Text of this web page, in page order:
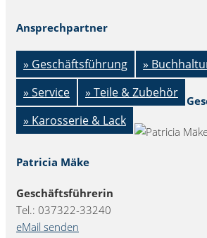
Ansprechpartner
» Geschäftsführung »
» Service
» Teile & Zubehör
» Karosserie & Lack
Patricia Mäke
Geschäftsführerin
Tel.: 037322-33240
eMail senden